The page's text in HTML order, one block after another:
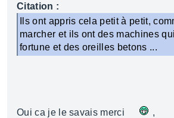
Citation :
Ils ont appris cela petit à petit,
marcher et ils ont des machines
fortune et des oreilles betons ...
Oui ca je le savais merci ,